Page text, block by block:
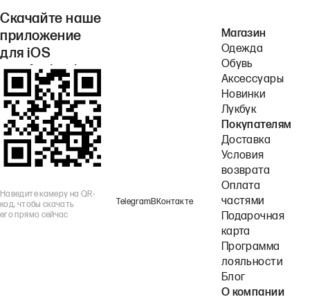
Скачайте наше
приложение
для iOS
или Android.
Наведите камеру на QR-
код, чтобы скачать
его прямо сейчас
TelegramВКонтакте
Магазин
Одежда
Обувь
Аксессуары
Новинки
Лукбук
Покупателям
Доставка
Условия
возврата
Оплата
частями
Подарочная
карта
Программа
лояльности
Блог
О компании